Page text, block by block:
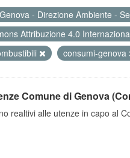
- Direzione Ambiente -
Attribuzione 4.0
consumi-genova
Comune di Genova
realtivi alle utenze in capo al